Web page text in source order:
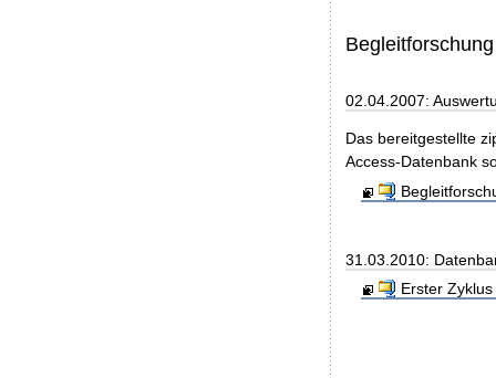
Begleitforschung
02.04.2007:
Das bereitgestellte
Access-Datenbank
31.03.2010:
Erster